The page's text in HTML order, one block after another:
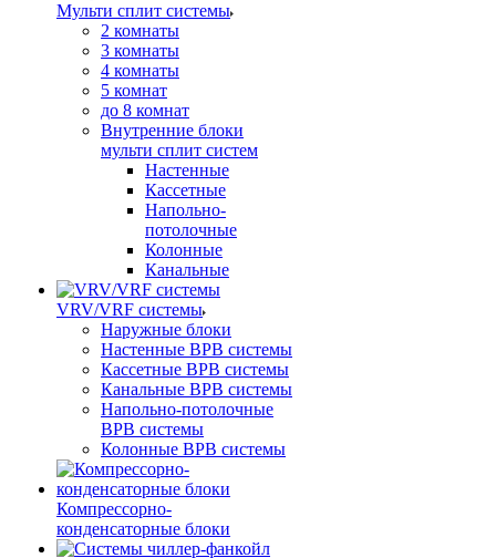
Мульти сплит системы
2 комнаты
3 комнаты
4 комнаты
5 комнат
до 8 комнат
Внутренние блоки
мульти сплит систем
Настенные
Кассетные
Напольно-
потолочные
Колонные
Канальные
VRV/VRF системы
Наружные блоки
Настенные ВРВ системы
Кассетные ВРВ системы
Канальные ВРВ системы
Напольно-потолочные
ВРВ системы
Колонные ВРВ системы
Компрессорно-
конденсаторные блоки